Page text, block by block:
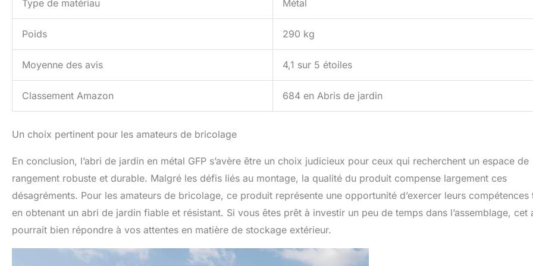
Type de matériau Métal
Poids 290 kg
Moyenne des avis 4,1 sur 5 étoiles
Classement Amazon 684 en Abris de jardin
Un choix pertinent pour les amateurs de bricolage
En conclusion, l’abri de jardin en métal GFP s’avère être un choix judicieux pour ceux qui recherchent un espace de
rangement robuste et durable. Malgré les défis liés au montage, la qualité du produit compense largement ces
désagréments. Pour les amateurs de bricolage, ce produit représente une opportunité d’exercer leurs compétences
en obtenant un abri de jardin fiable et résistant. Si vous êtes prêt à investir un peu de temps dans l’assemblage, cet
pourrait bien répondre à vos attentes en matière de stockage extérieur.